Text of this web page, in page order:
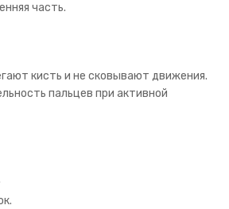
часть.
кисть и не сковывают движения.
пальцев при активной